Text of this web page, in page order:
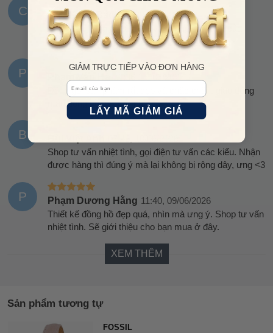
C Cao Xuân Bách 11:22, 06/07/2026
Shop bán hàng có tâm, tư vấn đúng sở thích của
mình, giao hàng nhanh và đúng mẫu
P
Đóng gói sản phẩm rất đẹp và chắc chắn, giao đúng
mẫu đồng hồ, đẹp lắm ạ.
B
Shop tư vấn nhiệt tình, gọi điện tư vấn các kiểu. Nhận
được hàng thì đúng ý mà lại không bị rộng dây, ưng <3
P Phạm Dương Hằng 11:40, 09/06/2026
Thiết kế đồng hồ đẹp quá, nhìn mà ưng ý. Shop tư vấn
nhiệt tình. Sẽ giới thiệu cho bạn mua ở đây.
XEM THÊM
Sản phẩm tương tự
FOSSIL
GIẢM TRỰC TIẾP VÀO ĐƠN HÀNG
Email
LẤY MÃ GIẢM GIÁ